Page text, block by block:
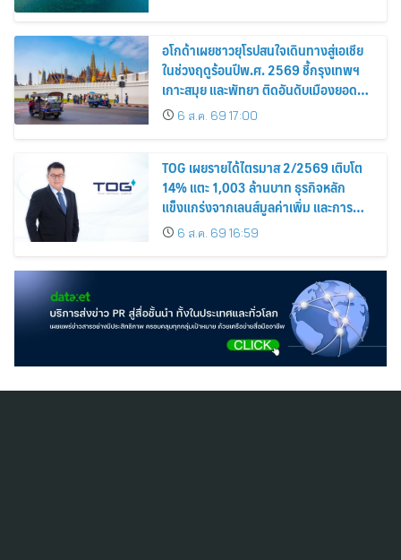
อโกด้าเผยชาวยุโรปสนใจเดินทางสู่เอเชีย
ในช่วงฤดูร้อนปีพ.ศ. 2569 ชี้กรุงเทพฯ
เกาะสมุย และพัทยา ติดอันดับเมืองยอด
นิยม6 ส.ค. 69 17:00
TOG เผยรายได้ไตรมาส 2/2569 เติบโต
14% แตะ 1,003 ล้านบาท ธุรกิจหลัก
แข็งแกร่งจากเลนส์มูลค่าเพิ่ม และการ
ขยายตลาดต่างประเทศ พร้อมเดินหน้า
ลงทุนเพื่อการเติบโตระยะยาว
6 ส.ค. 69 16:59